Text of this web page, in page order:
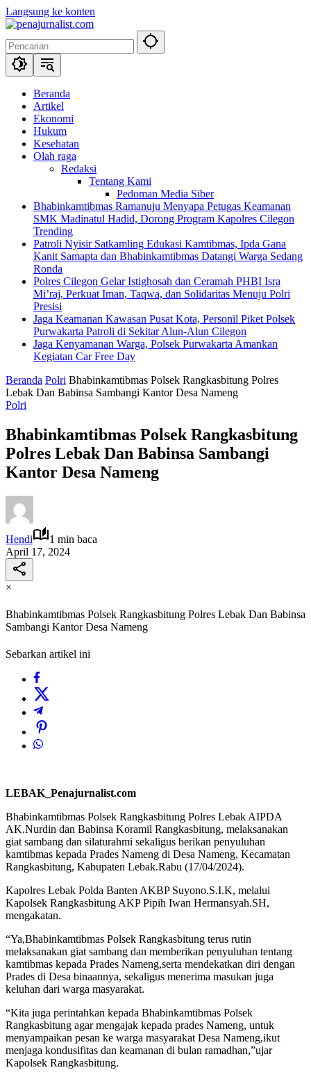
Langsung ke konten
Beranda
Artikel
Ekonomi
Hukum
Kesehatan
Olah raga
Redaksi
Tentang Kami
Pedoman Media Siber
Bhabinkamtibmas Ramanuju Menyapa Petugas Keamanan
SMK Madinatul Hadid, Dorong Program Kapolres Cilegon
Trending
Patroli Nyisir Satkamling Edukasi Kamtibmas, Ipda Gana
Kanit Samapta dan Bhabinkamtibmas Datangi Warga Sedang
Ronda
Polres Cilegon Gelar Istighosah dan Ceramah PHBI Isra
Mi’raj, Perkuat Iman, Taqwa, dan Solidaritas Menuju Polri
Presisi
Jaga Keamanan Kawasan Pusat Kota, Personil Piket Polsek
Purwakarta Patroli di Sekitar Alun-Alun Cilegon
Jaga Kenyamanan Warga, Polsek Purwakarta Amankan
Kegiatan Car Free Day
Beranda Polri Bhabinkamtibmas Polsek Rangkasbitung Polres
Lebak Dan Babinsa Sambangi Kantor Desa Nameng
Polri
Bhabinkamtibmas Polsek Rangkasbitung
Polres Lebak Dan Babinsa Sambangi
Kantor Desa Nameng
Hendi
1 min baca
April 17, 2024
×
Bhabinkamtibmas Polsek Rangkasbitung Polres Lebak Dan Babinsa
Sambangi Kantor Desa Nameng
Sebarkan artikel ini
LEBAK_Penajurnalist.com
Bhabinkamtibmas Polsek Rangkasbitung Polres Lebak AIPDA
AK.Nurdin dan Babinsa Koramil Rangkasbitung, melaksanakan
giat sambang dan silaturahmi sekaligus berikan penyuluhan
kamtibmas kepada Prades Nameng di Desa Nameng, Kecamatan
Rangkasbitung, Kabupaten Lebak.Rabu (17/04/2024).
Kapolres Lebak Polda Banten AKBP Suyono.S.I.K, melalui
Kapolsek Rangkasbitung AKP Pipih Iwan Hermansyah.SH,
mengakatan.
“Ya,Bhabinkamtibmas Polsek Rangkasbitung terus rutin
melaksanakan giat sambang dan memberikan penyuluhan tentang
kamtibmas kepada Prades Nameng,serta mendekatkan diri dengan
Prades di Desa binaannya, sekaligus menerima masukan juga
keluhan dari warga masyarakat.
“Kita juga perintahkan kepada Bhabinkamtibmas Polsek
Rangkasbitung agar mengajak kepada prades Nameng, untuk
menyampaikan pesan ke warga masyarakat Desa Nameng,ikut
menjaga kondusifitas dan keamanan di bulan ramadhan,”ujar
Kapolsek Rangkasbitung.